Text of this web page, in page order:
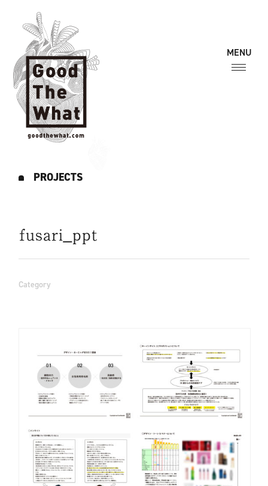
PROJECTS
fusari_ppt
Category